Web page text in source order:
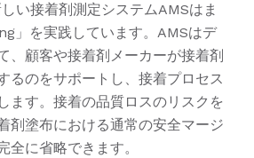
い接着剤測定システムAMSはま
」を実践しています。AMSはデ
、顧客や接着剤メーカーが接着剤
るのをサポートし、接着プロセス
ます。接着の品質ロスのリスクを
剤塗布における通常の安全マージ
全に省略できます。